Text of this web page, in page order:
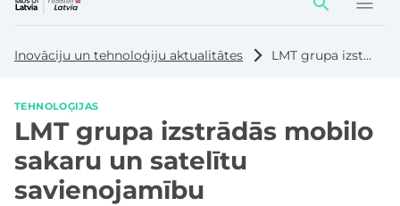
Darbības
elementi
Inovāciju un tehnoloģiju aktualitātes LMT grupa izstrādās mobilo sakaru un satelītu savienojamību
TEHNOLOĢIJAS
LMT grupa izstrādās mobilo
sakaru un satelītu
savienojamību